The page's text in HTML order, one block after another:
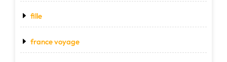
fille
france voyage